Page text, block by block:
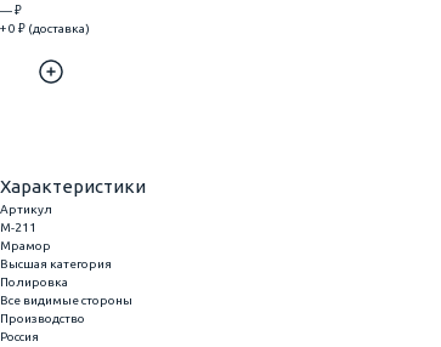
— ₽
+ 0 ₽ (доставка)
Характеристики
Артикул
M-211
Мрамор
Высшая категория
Полировка
Все видимые стороны
Производство
Россия